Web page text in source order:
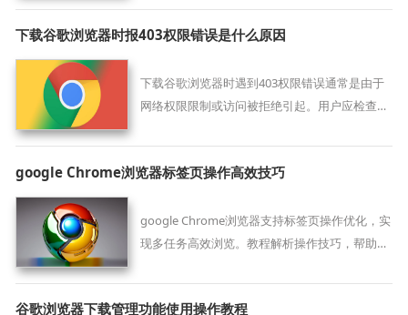
下载谷歌浏览器时报403权限错误是什么原因
下载谷歌浏览器时遇到403权限错误通常是由于
网络权限限制或访问被拒绝引起。用户应检查网
境，确保下载请求被正确授权。
google Chrome浏览器标签页操作高效技巧
google Chrome浏览器支持标签页操作优化，实
现多任务高效浏览。教程解析操作技巧，帮助用
谷歌浏览器下载管理功能使用操作教程